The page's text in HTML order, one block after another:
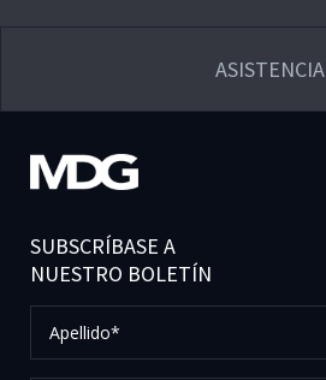
ASISTENCIA
SUBSCRÍBASE A
NUESTRO BOLETÍN